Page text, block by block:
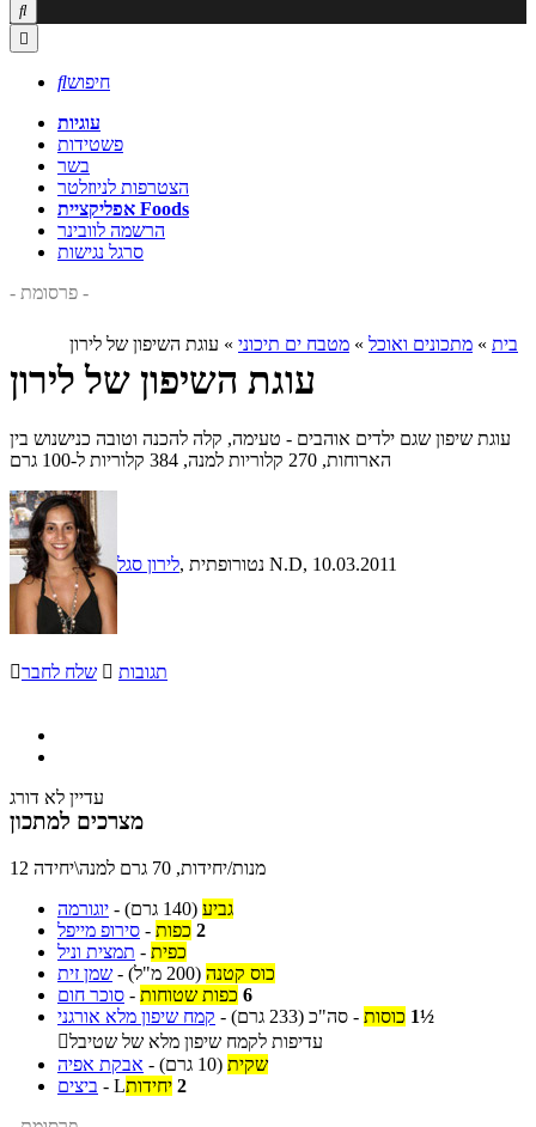


חיפוש
עוגיות
פשטידות
בשר
הצטרפות לניוזלטר
אפליקציית Foods
הרשמה לוובינר
סרגל נגישות
- פרסומת -
בית » מתכונים ואוכל » מטבח ים תיכוני » עוגת השיפון של לירון
עוגת השיפון של לירון
עוגת שיפון שגם ילדים אוהבים - טעימה, קלה להכנה וטובה כנישנוש בין
הארוחות, 270 קלוריות למנה, 384 קלוריות ל-100 גרם
לירון סגל , נטורופתית N.D, 10.03.2011
שלח לחבר  תגובות
עדיין לא דורג
מצרכים למתכון
12 מנות/יחידות, 70 גרם למנה\יחידה
יוגורמה - גביע (140 גרם)
סירופ מייפל - 2 כפות
תמצית וניל - כפית
שמן זית - כוס קטנה (200 מ"ל)
סוכר חום - 6 כפות שטוחות
קמח שיפון מלא אורגני - 1½ כוסות - סה"כ (233 גרם)
עדיפות לקמח שיפון מלא של שטיבל
אבקת אפיה - שקית (10 גרם)
ביצים - 2 יחידותL